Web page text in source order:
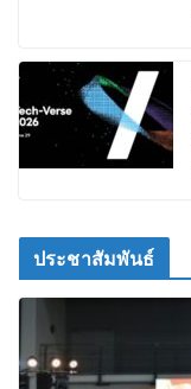
ประชาสัมพันธ์